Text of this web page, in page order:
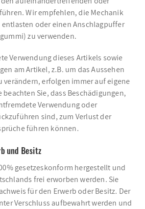
Wir empfehlen, die Mechanik
entlasten oder einen Anschlagpuffer
zu verwenden.
Verwendung dieses Artikels sowie
am Artikel, z.B. um das Aussehen
verändern, erfolgen immer auf eigene
Sie, dass Beschädigungen,
Verwendung oder
sind, zum Verlust der
führen können.
und Besitz
gesetzeskonform hergestellt und
frei erworben werden. Sie
für den Erwerb oder Besitz. Der
Verschluss aufbewahrt werden und